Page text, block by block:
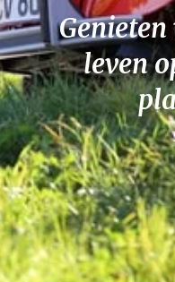
leven